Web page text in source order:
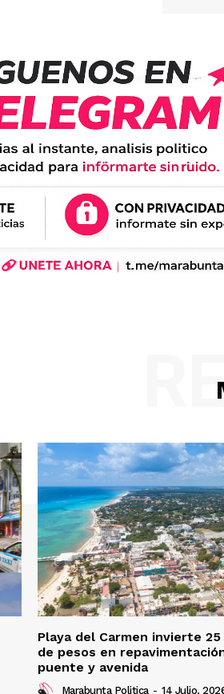
Playa del Carmen invierte
de pesos en
puente y avenida
Marabunta Politica - 14 Julio,